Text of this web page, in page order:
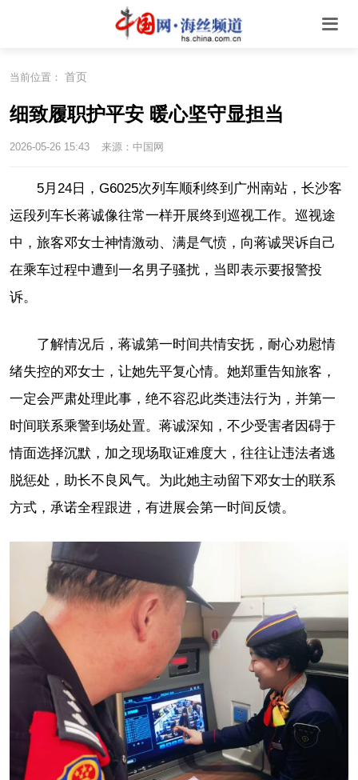
当前位置： 首页
细致履职护平安 暖心坚守显担当
2026-05-26 15:43 来源：中国网
5月24日，G6025次列车顺利终到广州南站，长沙客
运段列车长蒋诚像往常一样开展终到巡视工作。巡视途
中，旅客邓女士神情激动、满是气愤，向蒋诚哭诉自己
在乘车过程中遭到一名男子骚扰，当即表示要报警投
诉。
了解情况后，蒋诚第一时间共情安抚，耐心劝慰情
绪失控的邓女士，让她先平复心情。她郑重告知旅客，
一定会严肃处理此事，绝不容忍此类违法行为，并第一
时间联系乘警到场处置。蒋诚深知，不少受害者因碍于
情面选择沉默，加之现场取证难度大，往往让违法者逃
脱惩处，助长不良风气。为此她主动留下邓女士的联系
方式，承诺全程跟进，有进展会第一时间反馈。